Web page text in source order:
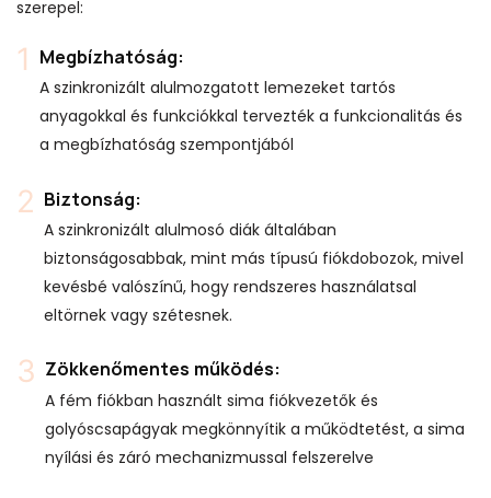
szerepel:
Megbízhatóság:
A szinkronizált alulmozgatott lemezeket tartós
anyagokkal és funkciókkal tervezték a funkcionalitás és
a megbízhatóság szempontjából
Biztonság:
A szinkronizált alulmosó diák általában
biztonságosabbak, mint más típusú fiókdobozok, mivel
kevésbé valószínű, hogy rendszeres használatsal
eltörnek vagy szétesnek.
Zökkenőmentes működés:
A fém fiókban használt sima fiókvezetők és
golyóscsapágyak megkönnyítik a működtetést, a sima
nyílási és záró mechanizmussal felszerelve